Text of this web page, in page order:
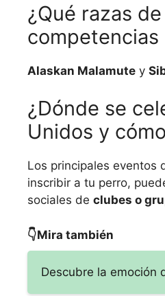
¿Qué razas
competencias
Alaskan Malamute y
¿Dónde se
Unidos y
Los principales eventos
inscribir a tu perro,
sociales de clubes o
👇Mira también
Descubre la emoción